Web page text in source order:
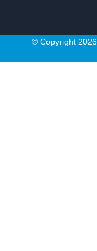
© Copyright